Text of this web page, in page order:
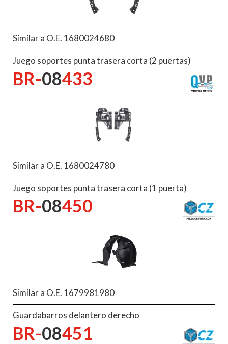
Similar a O.E. 1680024680
Juego soportes punta trasera corta (2 puertas)
BR-08433
Similar a O.E. 1680024780
Juego soportes punta trasera corta (1 puerta)
BR-08450
Similar a O.E. 1679981980
Guardabarros delantero derecho
BR-08451